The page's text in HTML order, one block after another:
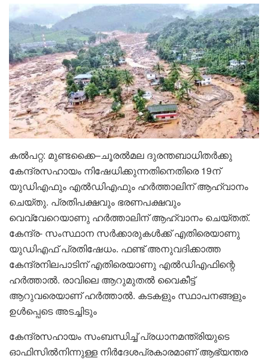
കൽപറ്റ: മുണ്ടക്കൈ–ചൂരൽമല ദുരന്തബാധിതർക്കു
കേന്ദ്രസഹായം നിഷേധിക്കുന്നതിനെതിരെ 19ന്
യുഡിഎഫും എൽഡിഎഫും ഹർത്താലിന് ആഹ്വാനം
ചെയ്തു. പ്രതിപക്ഷവും ഭരണപക്ഷവും
വെവ്വേറെയാണു ഹർത്താലിന് ആഹ്വാനം ചെയ്തത്.
കേന്ദ്ര- സംസ്ഥാന സർക്കാരുകൾക്ക് എതിരെയാണു
യുഡിഎഫ് പ്രതിഷേധം. ഫണ്ട് അനുവദിക്കാത്ത
കേന്ദ്രനിലപാടിന് എതിരെയാണു എൽഡിഎഫിന്റെ
ഹർത്താൽ. രാവിലെ ആറുമുതൽ വൈകീട്ട്
ആറുവരെയാണ് ഹർത്താൽ. കടകളും സ്ഥാപനങ്ങളും
ഉൾപ്പെടെ അടച്ചിടും
കേന്ദ്രസഹായം സംബന്ധിച്ച് പ്രധാനമന്ത്രിയുടെ
ഓഫിസിൽനിന്നുള്ള നിർദേശപ്രകാരമാണ് ആഭ്യന്തര